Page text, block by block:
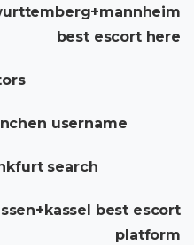
best escort here
username
search
best escort
platform